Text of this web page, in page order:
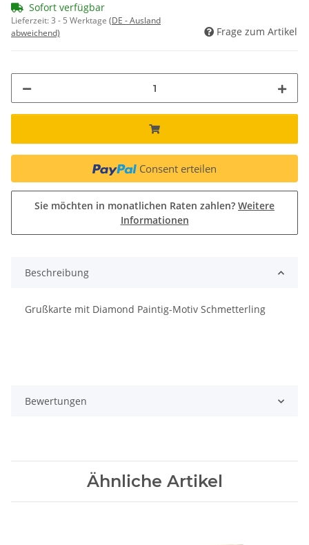
Sofort verfügbar
Lieferzeit:3 - 5 Werktage (DE - Ausland
abweichend)
Frage zum Artikel
Consent erteilen
Sie möchten in monatlichen Raten zahlen? Weitere
Informationen
Beschreibung
Grußkarte mit Diamond Paintig-Motiv Schmetterling
Bewertungen
Ähnliche Artikel